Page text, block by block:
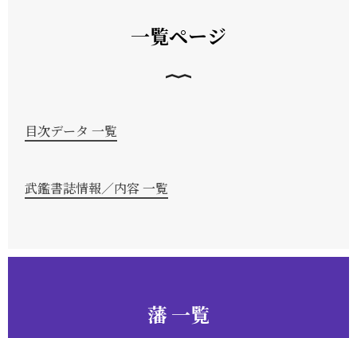
一覧ページ
目次データ 一覧
武鑑書誌情報／内容 一覧
藩 一覧